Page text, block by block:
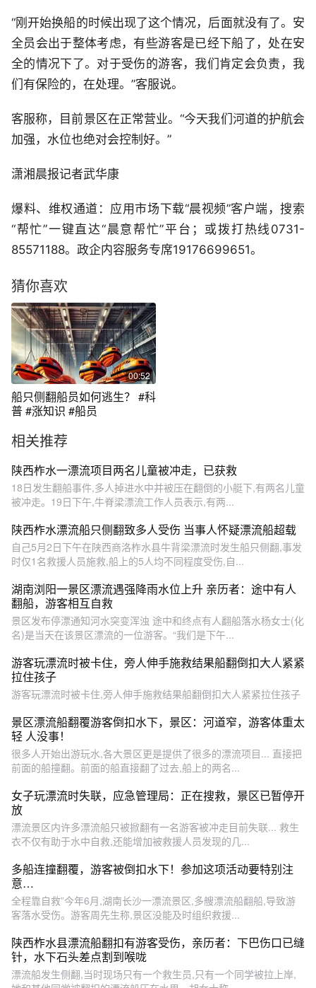
“刚开始换船的时候出现了这个情况，后面就没有了。安
全员会出于整体考虑，有些游客是已经下船了，处在安
全的情况下了。对于受伤的游客，我们肯定会负责，我
们有保险的，在处理。”客服说。
客服称，目前景区在正常营业。“今天我们河道的护航会
加强，水位也绝对会控制好。”
潇湘晨报记者武华康
爆料、维权通道：应用市场下载“晨视频”客户端，搜索
“帮忙”一键直达“晨意帮忙”平台；或拨打热线0731-
85571188。政企内容服务专席19176699651。
猜你喜欢
00:52
船只侧翻船员如何逃生？ #科
普 #涨知识 #船员
相关推荐
陕西柞水一漂流项目两名儿童被冲走，已获救
18日发生翻船事件,多人掉进水中并被压在翻倒的小艇下,有两名儿童
被冲走。19日下午,牛脊梁漂流工作人员表示,有两...
陕西柞水漂流船只侧翻致多人受伤 当事人怀疑漂流船超载
自己5月2日下午在陕西商洛柞水县牛背梁漂流时发生船只侧翻,事发
时仅1名救援人员施救,船上的5人均不同程度受伤,自...
湖南浏阳一景区漂流遇强降雨水位上升 亲历者：途中有人
翻船，游客相互自救
景区发布停漂通知河水突变浑浊 途中和终点有人翻船落水杨女士(化
名)是当天在该景区漂流的一位游客。“我们是下午...
游客玩漂流时被卡住，旁人伸手施救结果船翻倒扣大人紧紧
拉住孩子
游客玩漂流时被卡住,旁人伸手施救结果船翻倒扣大人紧紧拉住孩子
景区漂流船翻覆游客倒扣水下，景区：河道窄，游客体重太
轻 人没事！
很多人开始出游玩水,各大景区更是提供了很多的漂流项目... 直接把
前面的船撞翻。前面的船直接翻了过去,船上的两名...
女子玩漂流时失联，应急管理局：正在搜救，景区已暂停开
放
漂流景区内许多漂流船只被掀翻有一名游客被冲走目前失联... 救生
衣不仅有助于水中自救,还能增加被救援人员发现的几...
多船连撞翻覆，游客被倒扣水下！参加这项活动要特别注
意…
全程靠自救”今年6月,湖南长沙一漂流景区,多艘漂流船翻船,导致游
客落水受伤。游客周先生称,景区没能及时组织救援...
陕西柞水县漂流船翻扣有游客受伤，亲历者：下巴伤口已缝
针，水下石头差点割到喉咙
漂流船发生侧翻,当时现场只有一个救生员,只有一个同学被拉上岸,